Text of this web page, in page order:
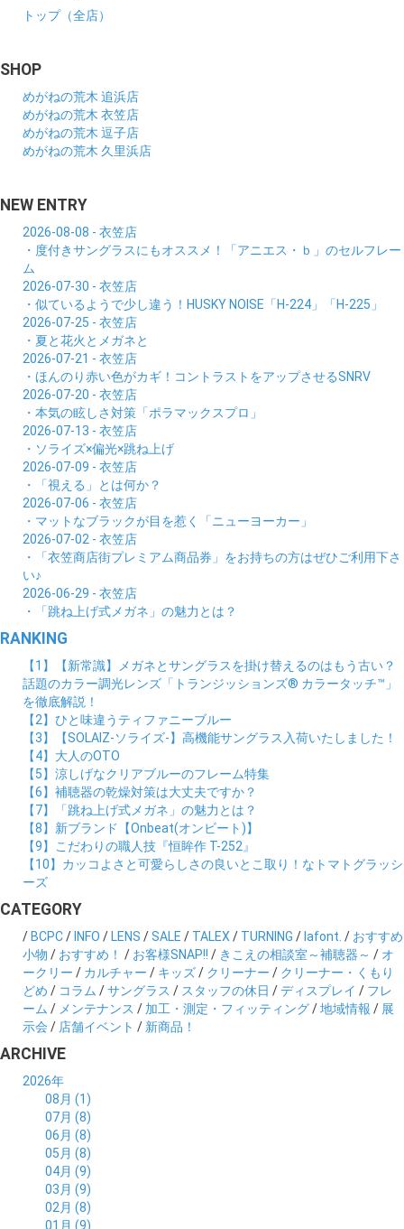
トップ（全店）
SHOP
めがねの荒木 追浜店
めがねの荒木 衣笠店
めがねの荒木 逗子店
めがねの荒木 久里浜店
NEW ENTRY
2026-08-08 - 衣笠店
・度付きサングラスにもオススメ！「アニエス・ｂ」のセルフレー
ム
2026-07-30 - 衣笠店
・似ているようで少し違う！HUSKY NOISE「H-224」「H-225」
2026-07-25 - 衣笠店
・夏と花火とメガネと
2026-07-21 - 衣笠店
・ほんのり赤い色がカギ！コントラストをアップさせるSNRV
2026-07-20 - 衣笠店
・本気の眩しさ対策「ポラマックスプロ」
2026-07-13 - 衣笠店
・ソライズ×偏光×跳ね上げ
2026-07-09 - 衣笠店
・「視える」とは何か？
2026-07-06 - 衣笠店
・マットなブラックが目を惹く「ニューヨーカー」
2026-07-02 - 衣笠店
・「衣笠商店街プレミアム商品券」をお持ちの方はぜひご利用下さ
い♪
2026-06-29 - 衣笠店
・「跳ね上げ式メガネ」の魅力とは？
RANKING
【1】【新常識】メガネとサングラスを掛け替えるのはもう古い？
話題のカラー調光レンズ「トランジッションズ® カラータッチ™」
を徹底解説！
【2】ひと味違うティファニーブルー
【3】【SOLAIZ-ソライズ-】高機能サングラス入荷いたしました！
【4】大人のOTO
【5】涼しげなクリアブルーのフレーム特集
【6】補聴器の乾燥対策は大丈夫ですか？
【7】「跳ね上げ式メガネ」の魅力とは？
【8】新ブランド【Onbeat(オンビート)】
【9】こだわりの職人技『恒眸作 T-252』
【10】カッコよさと可愛らしさの良いとこ取り！なトマトグラッシ
ーズ
CATEGORY
/ BCPC/ INFO / LENS /SALE / TALEX / TURNING / lafont. / おすすめ
小物 / おすすめ！ / お客様SNAP!! / きこえの相談室～補聴器～ / オ
ークリー / カルチャー / キッズ/ クリーナー / クリーナー・くもり
どめ / コラム /サングラス / スタッフの休日 /ディスプレイ / フレ
ーム / メンテナンス / 加工・測定・フィッティング/地域情報 / 展
示会 / 店舗イベント / 新商品！
ARCHIVE
2026年
08月 (1)
07月 (8)
06月 (8)
05月 (8)
04月 (9)
03月 (9)
02月 (8)
01月 (9)